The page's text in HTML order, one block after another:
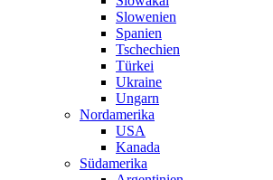
Slowenien
Spanien
Tschechien
Türkei
Ukraine
Ungarn
Nordamerika
USA
Kanada
Südamerika